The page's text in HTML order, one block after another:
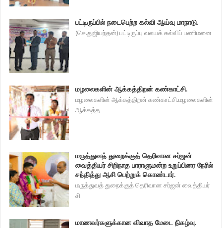
பட்டிருப்பில் நடைபெற்ற கல்வி ஆய்வு மாநாடு.
(செ.துஜியந்தன்) பட்டிருப்பு வலயக் கல்விப் பணிமனை
மழலைகளின் ஆக்கத்திறன் கண்காட்சி.
மழலைகளின் ஆக்கத்திறன் கண்காட்சி.மழலைகளின்
ஆக்கத்த
மருத்துவத் துறைக்குத் தெரிவான சர்ஜன்
வைத்தியர் சிறிநாத பாராளுமன்ற உறுப்பினர நேரில்
சந்தித்து ஆசி பெற்றுக் கொண்டார்.
மருத்துவத் துறைக்குத் தெரிவான சர்ஜன் வைத்தியர்
சி
மாணவர்களுக்கான விவாத மேடை நிகழ்வு.